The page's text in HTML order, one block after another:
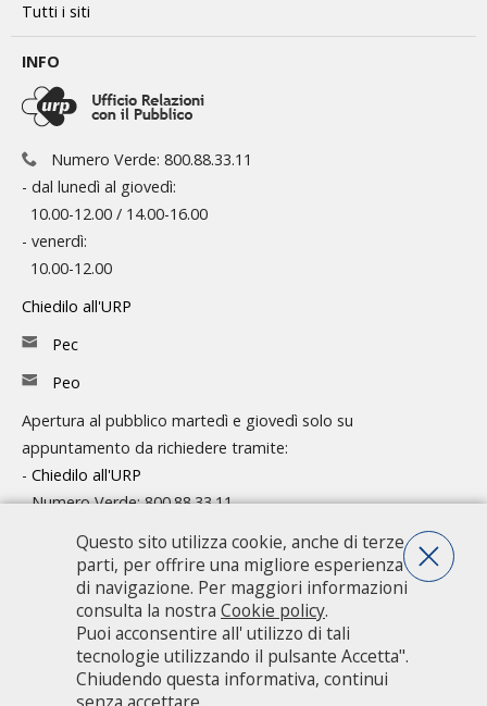
Tutti i siti
INFO
Numero Verde: 800.88.33.11
- dal lunedì al giovedì:
10.00-12.00 / 14.00-16.00
- venerdì:
10.00-12.00
Chiedilo all'URP
Pec
Peo
Apertura al pubblico martedì e giovedì solo su
appuntamento da richiedere tramite:
- Chiedilo all'URP
- Numero Verde: 800.88.33.11
Consulta l'organigramma
Accedi agli atti
Guida pratica ai servizi e alla modulistica
Città metropolitana di Milano - Via Vivaio, 1 - 20122 Milano - centralino
Questo sito utilizza cookie, anche di terze
parti, per offrire una migliore esperienza
di navigazione. Per maggiori informazioni
consulta la nostra Cookie policy.
Puoi acconsentire all' utilizzo di tali
tecnologie utilizzando il pulsante Accetta".
Chiudendo questa informativa, continui